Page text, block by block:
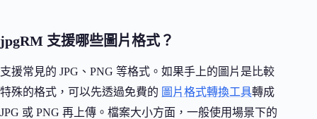
jpgRM 支援哪些圖片格式？
支援常見的 JPG、PNG 等格式。如果手上的圖片是比較
特殊的格式，可以先透過免費的 圖片格式轉換工具轉成
JPG 或 PNG 再上傳。檔案大小方面，一般使用場景下的